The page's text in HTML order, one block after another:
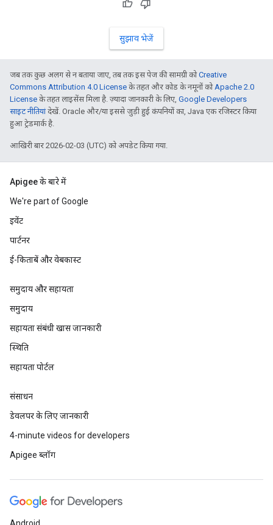
सुझाव भेजें
जब तक कुछ अलग से न बताया जाए, तब तक इस पेज की सामग्री कोCreative
Commons Attribution 4.0 License के तहत और कोड के नमूनों कोApache 2.0
License के तहत लाइसेंस मिला है. ज़्यादा जानकारी के लिए, Google Developers
साइट नीतियांदेखें. Oracle और/या इससे जुड़ी हुई कंपनियों का, Java एक रजिस्टर किया
हुआ ट्रेडमार्क है.
आखिरी बार 2026-02-03 (UTC) को अपडेट किया गया.
Apigee के बारे में
We're part of Google
इवेंट
पार्टनर
ई-किताबें और वेबकास्ट
समुदाय और सहायता
समुदाय
सहायता संबंधी खास जानकारी
स्थिति
सहायता पोर्टल
संसाधन
डेवलपर के लिए जानकारी
4-minute videos for developers
Apigee ब्लॉग